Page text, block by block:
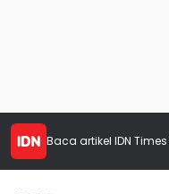
Baca artikel IDN Times